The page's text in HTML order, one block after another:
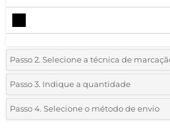
Passo 2. Selecione a técnica de
*Selecione o tipo de marcação e as cores
1 Cor (Num lado)
Passo 3. Indique a quantidade
*Quantidade mínima:25
Passo 4. Selecione o método de envio